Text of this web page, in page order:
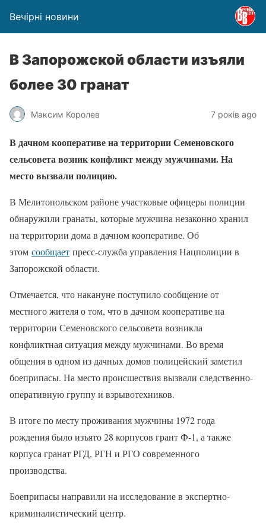
Вечірні новини
В Запорожской области изъяли
более 30 гранат
Максим Королев 7 років ago
В дачном кооперативе на территории Семеновского
сельсовета возник конфликт между мужчинами. На
место вызвали полицию.
В Мелитопольском районе участковые офицеры полиции
обнаружили гранаты, которые мужчина незаконно хранил
на территории дома в дачном кооперативе. Об
этом сообщает пресс-служба управления Нацполиции в
Запорожской области.
Отмечается, что накануне поступило сообщение от
местного жителя о том, что в дачном кооперативе на
территории Семеновского сельсовета возникла
конфликтная ситуация между мужчинами. Во время
общения в одном из дачных домов полицейский заметил
боеприпасы. На место происшествия вызвали следственно-
оперативную группу и взрывотехников.
В итоге по месту проживания мужчины 1972 года
рождения было изъято 28 корпусов грант Ф-1, а также
корпуса гранат РГД, РГН и РГО современного
производства.
Боеприпасы направили на исследование в экспертно-
криминалистический центр.